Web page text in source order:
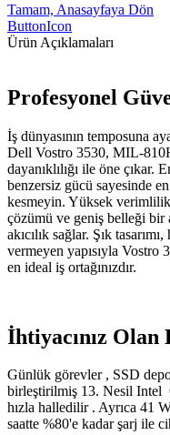
Tamam, Anasayfaya Dön
ButtonIcon
Ürün Açıklamaları
Profesyonel
İş dünyasının temposuna
Dell Vostro 3530, MIL-
dayanıklılığı ile öne
benzersiz gücü sayesinde
kesmeyin. Yüksek
çözümü ve geniş belleği bir
akıcılık sağlar. Şık
vermeyen yapısıyla
en ideal iş ortağınızdır.
İhtiyacınız Olan
Günlük görevler , SSD
birleştirilmiş 13. Nesil Intel
hızla halledilir . Ayrıca 41
saatte %80'e kadar şarj ile